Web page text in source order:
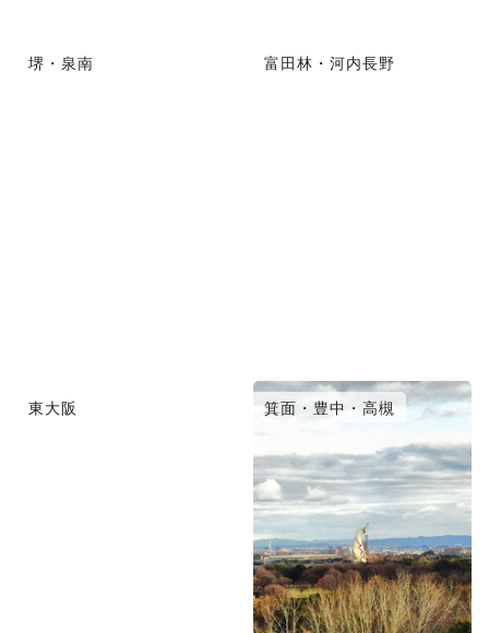
堺・泉南 富田林・河内長野
東大阪 箕面・豊中・高槻